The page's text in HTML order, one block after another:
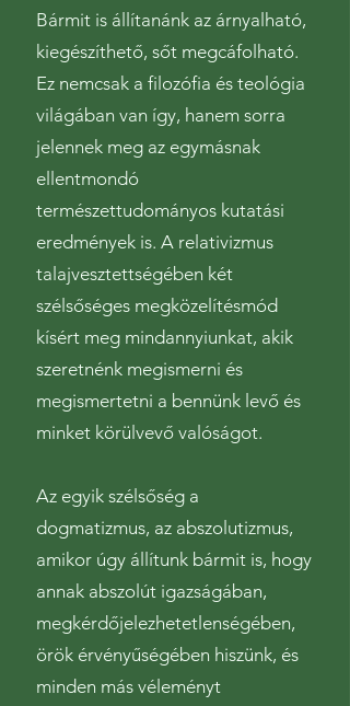
Bármit is állítanánk az árnyalható,
kiegészíthető, sőt megcáfolható.
Ez nemcsak a filozófia és teológia
világában van így, hanem sorra
jelennek meg az egymásnak
ellentmondó
természettudományos kutatási
eredmények is. A relativizmus
talajvesztettségében két
szélsőséges megközelítésmód
kísért meg mindannyiunkat, akik
szeretnénk megismerni és
megismertetni a bennünk levő és
minket körülvevő valóságot.
Az egyik szélsőség a
dogmatizmus, az abszolutizmus,
amikor úgy állítunk bármit is, hogy
annak abszolút igazságában,
megkérdőjelezhetetlenségében,
örök érvényűségében hiszünk, és
minden más véleményt